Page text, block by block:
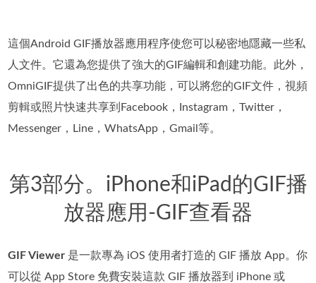
這個Android GIF播放器應用程序使您可以秘密地隱藏一些私
人文件。它還為您提供了強大的GIF編輯和創建功能。此外，
OmniGIF提供了出色的共享功能，可以將您的GIF文件，視頻
剪輯或照片快速共享到Facebook，Instagram，Twitter，
Messenger，Line，WhatsApp，Gmail等。
第3部分。iPhone和iPad的GIF播
放器應用-GIF查看器
GIF Viewer 是一款專為 iOS 使用者打造的 GIF 播放 App。你
可以從 App Store 免費安裝這款 GIF 播放器到 iPhone 或